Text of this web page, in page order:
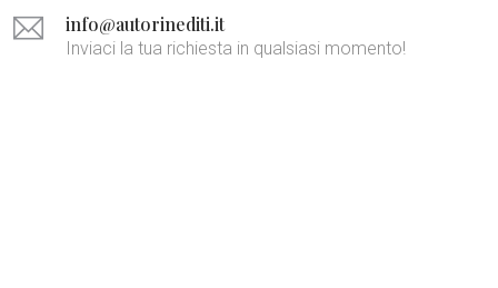
info@autorinediti.it
Inviaci la tua richiesta in qualsiasi momento!